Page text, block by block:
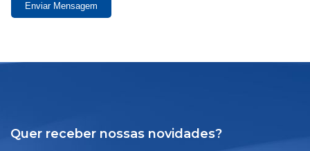
Enviar Mensagem
Quer receber nossas novidades?